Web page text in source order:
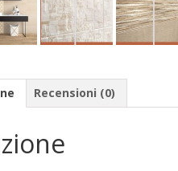
Recensioni (0)